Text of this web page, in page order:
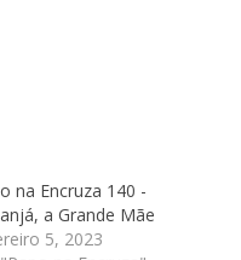
na Encruza 140 -
a Grande Mãe
5, 2023